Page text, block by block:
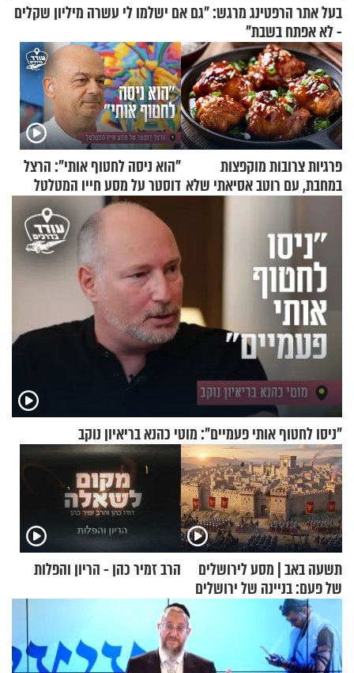
בעל אתר הרפטינג מרגש: "גם אם ישלמו לי עשרה מיליון שקלים
- לא אפתח בשבת"
פרגיות צרובות מוקפצות
במחבת, עם רוטב אסיאתי שלא
"הוא ניסה לחטוף אותי": הרצל
דוסטר על מסע חייו המטלטל
"ניסו לחטוף אותי פעמיים": מוטי כהנא בריאיון נוקב
תשעה באב | מסע לירושלים
של פעם: בניינה של ירושלים
הרב זמיר כהן - הריון והפלות